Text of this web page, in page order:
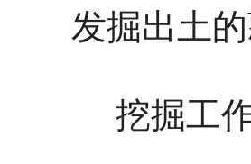
发掘出土
挖掘工作